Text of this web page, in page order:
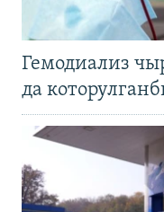
Гемодиализ
да